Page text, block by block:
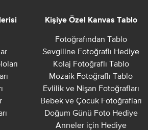
Kişiye Özel Kanvas Tablo
Fotoğrafından Tablo
Sevgiline Fotoğraflı Hediye
Kolaj Fotoğraflı Tablo
Mozaik Fotoğraflı Tablo
Evlilik ve Nişan Fotoğrafları
Bebek ve Çocuk Fotoğrafları
Doğum Günü Foto Hediye
Anneler için Hediye